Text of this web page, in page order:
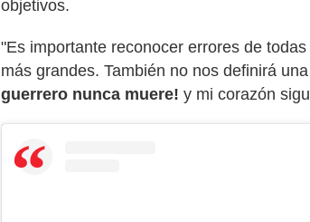
objetivos.
"Es importante reconocer errores de
más grandes. También no nos definirá
guerrero nunca muere! y mi corazón